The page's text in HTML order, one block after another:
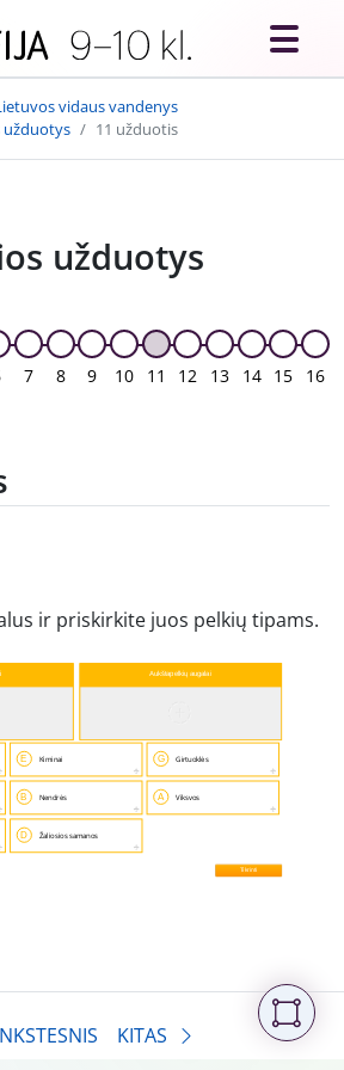
vidaus vandenys
11 užduotis
užduotys
7 8 9 10 11 12 13 14 15 16
ir priskirkite juos pelkių tipams.
KITAS